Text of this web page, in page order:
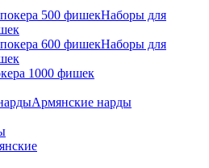
Наборы для
Наборы для
1000 фишек
Армянские нарды